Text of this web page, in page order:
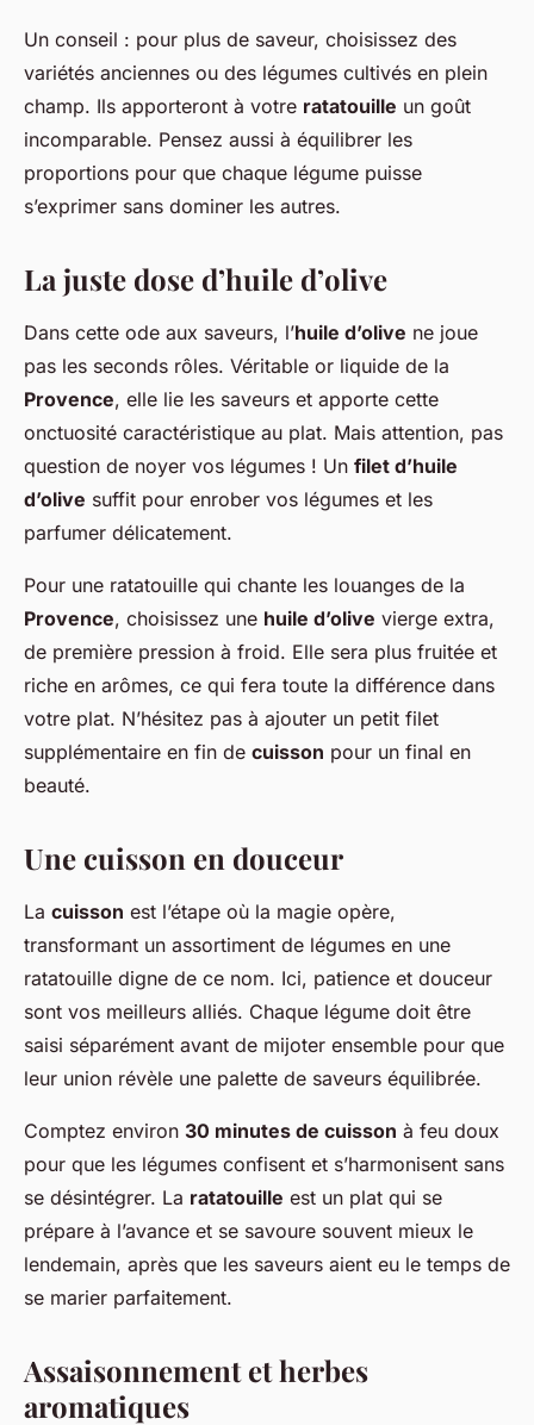
Un conseil : pour plus de saveur, choisissez des
variétés anciennes ou des légumes cultivés en plein
champ. Ils apporteront à votre ratatouille un goût
incomparable. Pensez aussi à équilibrer les
proportions pour que chaque légume puisse
s’exprimer sans dominer les autres.
La juste dose d’huile d’olive
Dans cette ode aux saveurs, l’huile d’olive ne joue
pas les seconds rôles. Véritable or liquide de la
Provence, elle lie les saveurs et apporte cette
onctuosité caractéristique au plat. Mais attention, pas
question de noyer vos légumes ! Un filet d’huile
d’olive suffit pour enrober vos légumes et les
parfumer délicatement.
Pour une ratatouille qui chante les louanges de la
Provence, choisissez une huile d’olive vierge extra,
de première pression à froid. Elle sera plus fruitée et
riche en arômes, ce qui fera toute la différence dans
votre plat. N’hésitez pas à ajouter un petit filet
supplémentaire en fin de cuisson pour un final en
beauté.
Une cuisson en douceur
La cuisson est l’étape où la magie opère,
transformant un assortiment de légumes en une
ratatouille digne de ce nom. Ici, patience et douceur
sont vos meilleurs alliés. Chaque légume doit être
saisi séparément avant de mijoter ensemble pour que
leur union révèle une palette de saveurs équilibrée.
Comptez environ 30 minutes de cuisson à feu doux
pour que les légumes confisent et s’harmonisent sans
se désintégrer. La ratatouille est un plat qui se
prépare à l’avance et se savoure souvent mieux le
lendemain, après que les saveurs aient eu le temps de
se marier parfaitement.
Assaisonnement et herbes
aromatiques